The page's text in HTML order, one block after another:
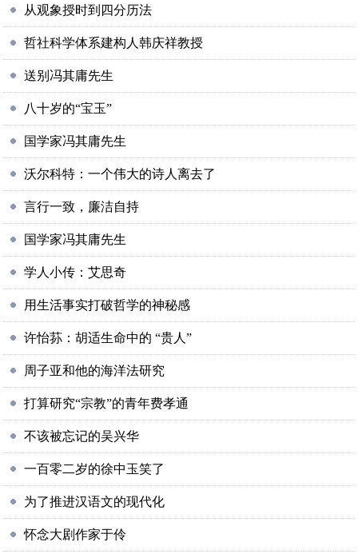
从观象授时到四分历法
哲社科学体系建构人韩庆祥教授
送别冯其庸先生
八十岁的“宝玉”
国学家冯其庸先生
沃尔科特：一个伟大的诗人离去了
言行一致，廉洁自持
国学家冯其庸先生
学人小传：艾思奇
用生活事实打破哲学的神秘感
许怡荪：胡适生命中的 “贵人”
周子亚和他的海洋法研究
打算研究“宗教”的青年费孝通
不该被忘记的吴兴华
一百零二岁的徐中玉笑了
为了推进汉语文的现代化
怀念大剧作家于伶